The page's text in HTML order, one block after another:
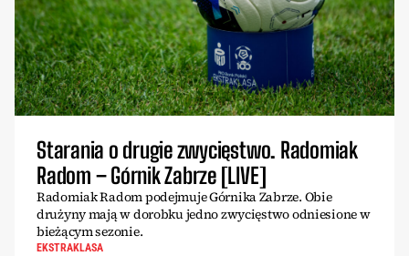
Starania o drugie zwycięstwo. Radomiak
Radom – Górnik Zabrze [LIVE]
Radomiak Radom podejmuje Górnika Zabrze. Obie
drużyny mają w dorobku jedno zwycięstwo odniesione w
bieżącym sezonie.
EKSTRAKLASA